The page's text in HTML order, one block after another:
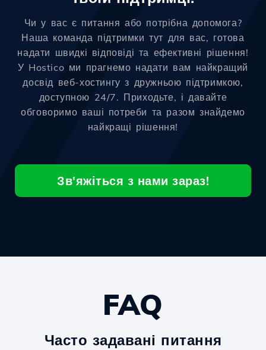
Чи у вас є питання або потрібна допомога?
Наша команда підтримки тут для вас, готова
надати швидкі відповіді та ефективні рішення!
У Hostico ми прагнемо надати вам найкращий
досвід веб-хостингу з дружньою підтримкою,
доступною 24/7. Приходьте, і давайте
обговоримо ваші потреби та разом знайдемо
найкращі рішення!
Зв'яжіться з нами зараз!
FAQ
Часто задавані питання